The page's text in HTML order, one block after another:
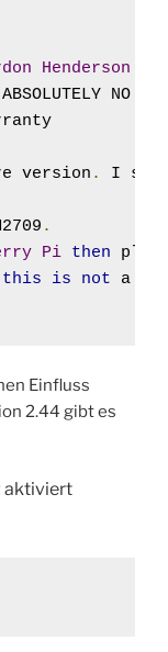
Henderson
ABSOLUTELY NO
version . I see
.
Pi then
this is not a
Einfluss
2.44 gibt es
aktiviert